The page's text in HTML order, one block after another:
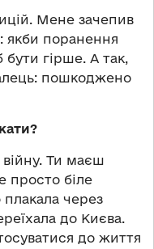
Мене зачепив
якби поранення
гірше. А так,
пошкоджено
Ти маєш
просто біле
плакала через
до Києва.
до життя